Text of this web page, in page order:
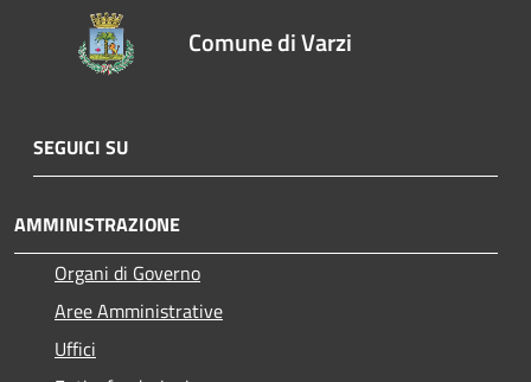
Comune di Varzi
SEGUICI SU
AMMINISTRAZIONE
Organi di Governo
Aree Amministrative
Uffici